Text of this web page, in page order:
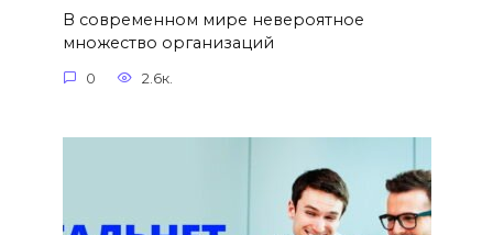
В современном мире невероятное
множество организаций
0 2.6к.